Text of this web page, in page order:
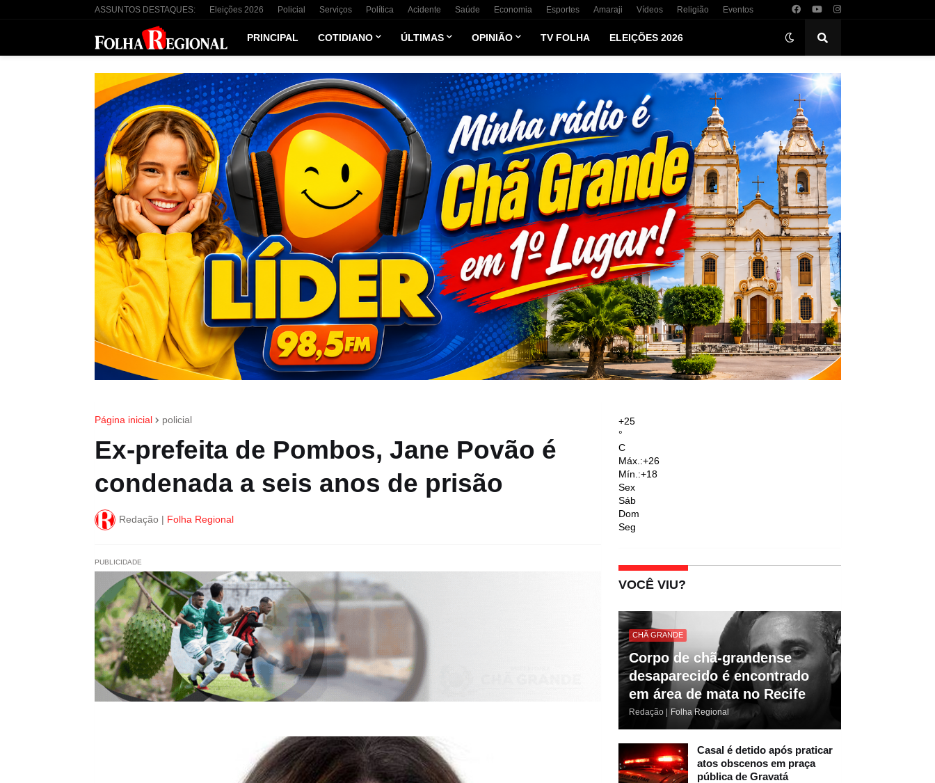
ASSUNTOS DESTAQUES: Eleições 2026 Policial Serviços Política Acidente Saúde Economia Esportes Amaraji Vídeos Religião Eventos
PRINCIPAL COTIDIANO ÚLTIMAS OPINIÃO TV FOLHA ELEIÇÕES 2026
Página inicial policial
Ex-prefeita de Pombos, Jane Povão é
condenada a seis anos de prisão
Redação | Folha Regional
PUBLICIDADE
+25
°
C
Máx.:+26
Mín.:+18
Sex
Sáb
Dom
Seg
VOCÊ VIU?
CHÃ GRANDE
Corpo de chã-grandense
desaparecido é encontrado
em área de mata no Recife
Redação | Folha Regional
Casal é detido após praticar
atos obscenos em praça
pública de Gravatá